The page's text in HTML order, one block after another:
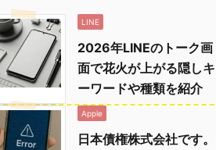
LINE
2026年LINEのトーク画
面で花火が上がる隠しキ
ーワードや種類を紹介
Apple
日本債権株式会社です。